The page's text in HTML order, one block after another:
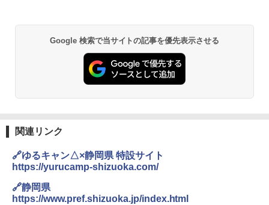
Google 検索で当サイトの記事を優先表示させる
関連リンク
🔗ゆるキャン△×静岡県 特設サイト
https://yurucamp-shizuoka.com/
🔗静岡県
https://www.pref.shizuoka.jp/index.html